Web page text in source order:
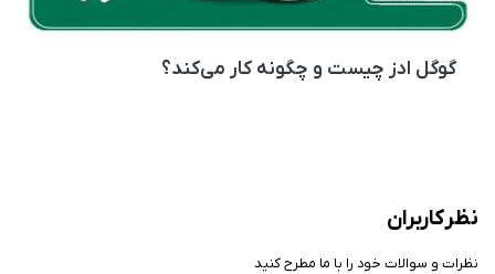
گوگل ادز چیست و چگونه کار می‌کند؟
نظر کاربران
نظرات و سوالات خود را با ما مطرح کنید